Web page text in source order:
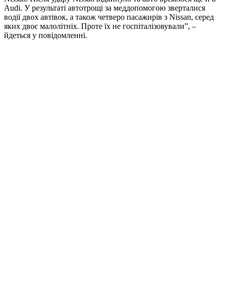
Audi. У результаті автотрощі за меддопомогою зверталися
водії двох автівок, а також четверо пасажирів з Nissan, серед
яких двоє малолітніх. Проте їх не госпіталізовували”, –
йдеться у повідомленні.